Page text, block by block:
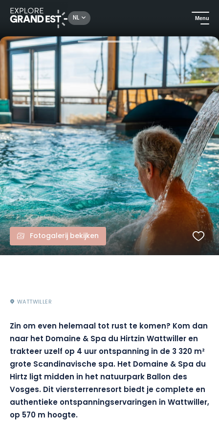
NL Menu
Kijk je ogen uit in de Grand Est 4 uur toegang tot de Nordic Spa van het Domaine du Hirtz***.
Fotogalerij bekijken
WATTWILLER
Zin om even helemaal tot rust te komen? Kom dan
naar het Domaine & Spa du Hirtzin Wattwiller en
trakteer uzelf op 4 uur ontspanning in de 3 320 m²
grote Scandinavische spa. Het Domaine & Spa du
Hirtz ligt midden in het natuurpark Ballon des
Vosges. Dit viersterrenresort biedt je complete en
authentieke ontspanningservaringen in Wattwiller,
op 570 m hoogte.